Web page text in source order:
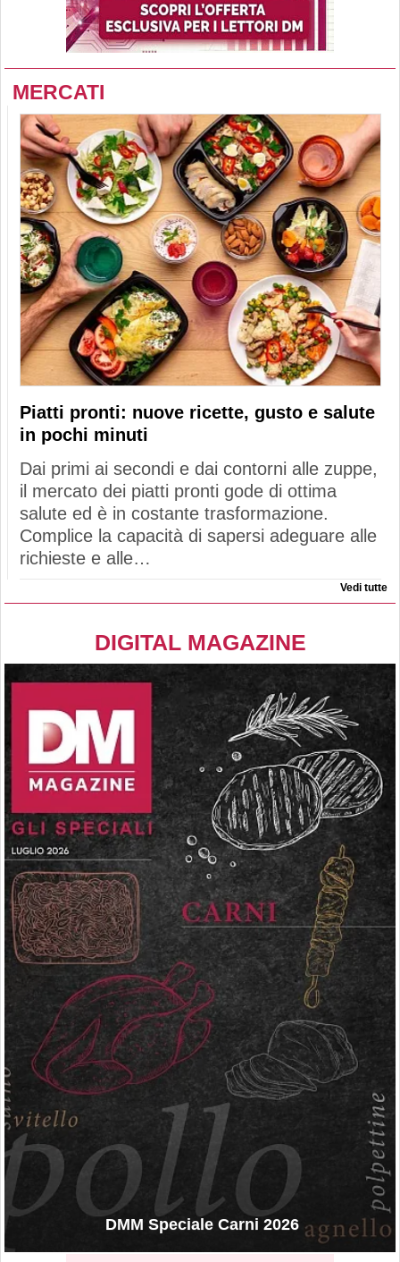
MERCATI
Piatti pronti: nuove ricette, gusto e salute
in pochi minuti
Dai primi ai secondi e dai contorni alle zuppe,
il mercato dei piatti pronti gode di ottima
salute ed è in costante trasformazione.
Complice la capacità di sapersi adeguare alle
richieste e alle…
Vedi tutte
DIGITAL MAGAZINE
DMM Speciale Carni 2026